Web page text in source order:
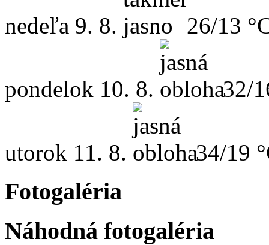
nedeľa 9. 8. 26/13
pondelok 10. 8. 32/
utorok 11. 8. 34/19
Fotogaléria
Náhodná fotogaléria